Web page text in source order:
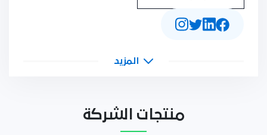
المزيد
منتجات الشركة